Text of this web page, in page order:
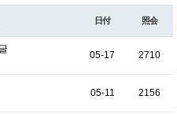
日付 照会
05-17 2710
05-11 2156